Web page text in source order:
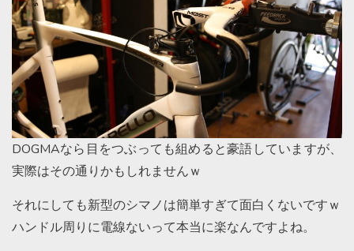
DOGMAなら目をつぶっても組めると豪語していますが、
実際はその通りかもしれませんｗ
それにしても新型のシマノは簡単すぎて面白くないですｗ
ハンドル周りに電線ないって本当に楽なんですよね。